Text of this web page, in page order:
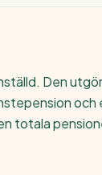
Den utgör
och
totala